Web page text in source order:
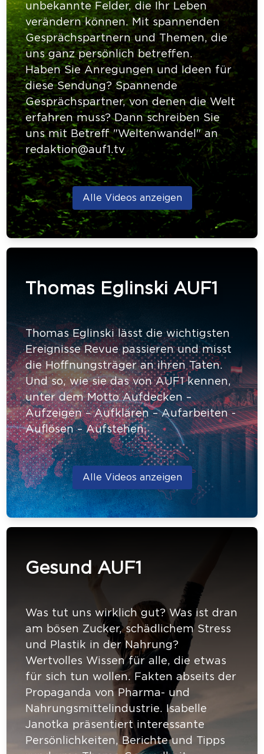
unbekannte Felder, die Ihr Leben
verändern können. Mit spannenden
Gesprächspartnern und Themen, die
uns ganz persönlich betreffen.
Haben Sie Anregungen und Ideen für
diese Sendung? Spannende
Gesprächspartner, von denen die Welt
erfahren muss? Dann schreiben Sie
uns mit Betreff "Weltenwandel" an
redaktion@auf1.tv
Alle Videos anzeigen
Thomas Eglinski AUF1
Thomas Eglinski lässt die wichtigsten
Ereignisse Revue passieren und misst
die Hoffnungsträger an ihren Taten.
Und so, wie sie das von AUF1 kennen,
unter dem Motto Aufdecken –
Aufzeigen – Aufklären – Aufarbeiten -
Auflösen – Aufstehen.
Alle Videos anzeigen
Gesund AUF1
Was tut uns wirklich gut? Was ist dran
am bösen Zucker, schädlichem Stress
und Plastik in der Nahrung?
Wertvolles Wissen für alle, die etwas
für sich tun wollen. Fakten abseits der
Propaganda von Pharma- und
Nahrungsmittelindustrie. Isabelle
Janotka präsentiert interessante
Persönlichkeiten, Berichte und Tipps